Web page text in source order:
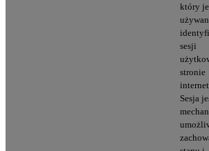
który
sesji
stronie
Sesja